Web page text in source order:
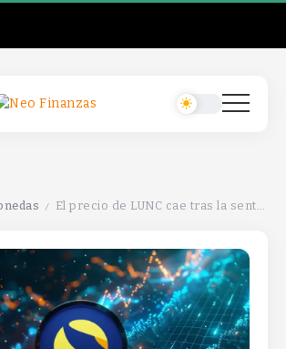
/ El precio de LUNC cae tras la sentencia de Do Kwon; podría bajar un 45% por estas razones.